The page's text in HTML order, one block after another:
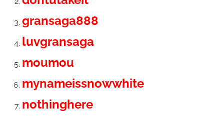
gransaga888
luvgransaga
moumou
mynameissnowwhite
nothinghere